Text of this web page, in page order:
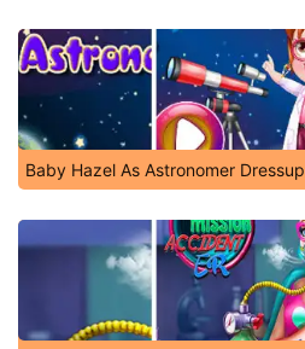
Baby Hazel As Astronomer Dressup